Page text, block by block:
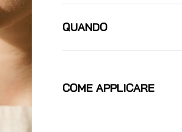
QUANDO
COME APPLICARE